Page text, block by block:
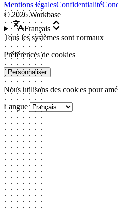
Mentions légalesConfidentialité
©2026 Workbase
Français
Tous les systèmes sont normaux
Préférences de cookies
Personnaliser
Nous utilisons des cookies pour
Langue